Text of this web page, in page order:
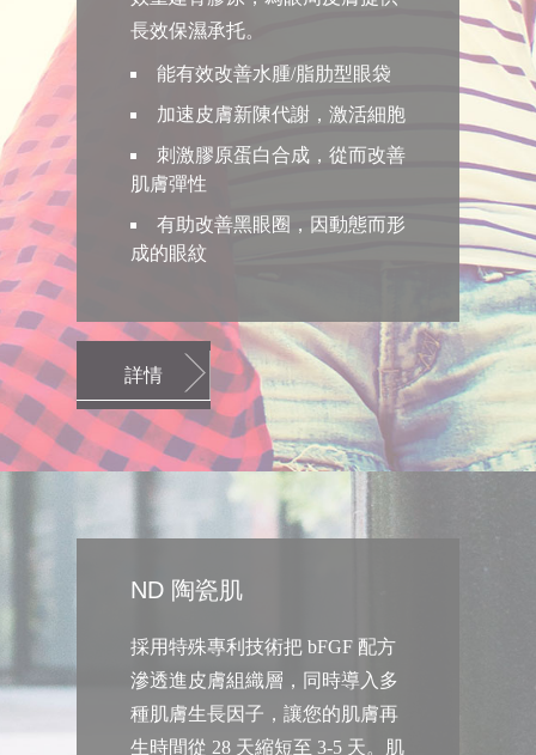
長效保濕承托。
能有效改善水腫/脂肋型眼袋
加速皮膚新陳代謝，激活細胞
刺激膠原蛋白合成，從而改善
肌膚彈性
有助改善黑眼圈，因動態而形
成的眼紋
詳情
ND 陶瓷肌
採用特殊專利技術把 bFGF 配方
滲透進皮膚組織層，同時導入多
種肌膚生長因子，讓您的肌膚再
生時間從 28 天縮短至 3-5 天。肌